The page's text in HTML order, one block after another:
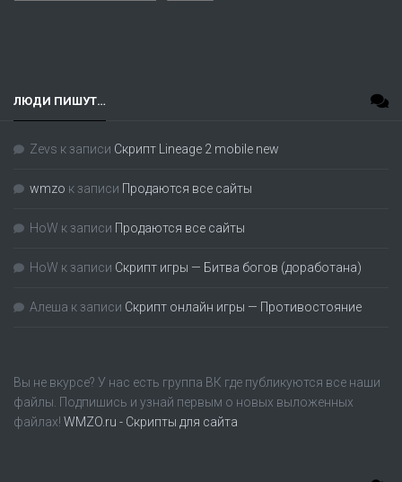
ЛЮДИ ПИШУТ…
Zevs к записи Скрипт Lineage 2 mobile new
wmzo к записи Продаются все сайты
HoW к записи Продаются все сайты
HoW к записи Скрипт игры — Битва богов (доработана)
Алеша к записи Скрипт онлайн игры — Противостояние
Вы не вкурсе? У нас есть группа ВК где публикуются все наши
файлы. Подпишись и узнай первым о новых выложенных
файлах! WMZO.ru - Скрипты для сайта